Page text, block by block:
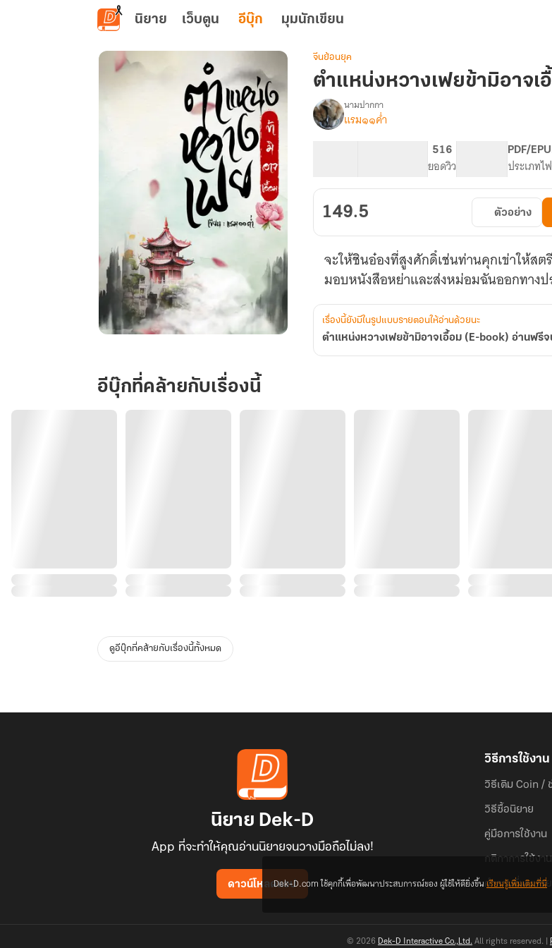
ข้ามไปยังเนื้อหาหลัก
นิยาย เว็บตูน อีบุ๊ก มุมนักเขียน
ง
หวา
งเฟย
จีนย้อนยุค
ตำแหน่งหวางเฟยข้ามิอาจเ
เรื่อง
ตำ
งเฟย
อาจ
(E-
book)
อ่าน
ฟรี
จนจบ
นามปากกา
แรม๑๑ค่ำ
516
ยอดวิว
PDF/
ประเภทไ
149.5 ตัวอย่าง
จะให้ชินอ๋องที่สูงศักดิ์เช่นท่านคุกเข่าให้ส
มอบหนังสือหย่าและส่งหม่อมฉันออกทางป
เรื่องนี้ยังมีในรูปแบบรายตอนให้อ่านด้วยนะ
ตำแหน่งหวางเฟยข้ามิอาจเอื้อม (E-book) อ่านฟรี
อีบุ๊กที่คล้ายกับเรื่องนี้
ดูอีบุ๊กที่คล้ายกับเรื่องนี้ทั้งหมด
นิยาย Dek-D
App ที่จะทำให้คุณอ่านนิยายจนวางมือถือไม่ลง!
ดาวน์โหลดแอป
วิธีการใช้งาน
วิธีเติม Coin /
วิธีซื้อนิยาย
คู่มือการใช้งาน
กติกาการใช้งาน
คำถามที่พบบ่อย
© 2026 Dek-D Interactive Co.,Ltd. All rights reserved. |
Dek-D.com ใช้คุกกี้เพื่อพัฒนาประสบการณ์ของ ผู้ใช้ให้ดียิ่งขึ้นเรียนรู้เพิ่มเติมที่นี่